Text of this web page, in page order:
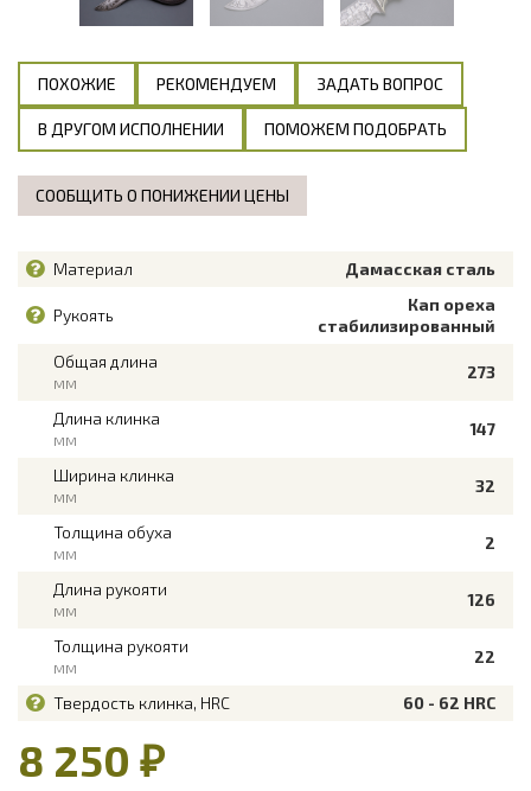
ПОХОЖИЕ РЕКОМЕНДУЕМ ЗАДАТЬ ВОПРОС
В ДРУГОМ ИСПОЛНЕНИИ ПОМОЖЕМ ПОДОБРАТЬ
СООБЩИТЬ О ПОНИЖЕНИИ ЦЕНЫ
Материал Дамасская сталь
Рукоять
Кап ореха
стабилизированный
Общая длина
мм
273
Длина клинка
мм
147
Ширина клинка
мм
32
Толщина обуха
мм
2
Длина рукояти
мм
126
Толщина рукояти
мм
22
Твердость клинка, HRC 60 - 62 HRC
8 250 ₽